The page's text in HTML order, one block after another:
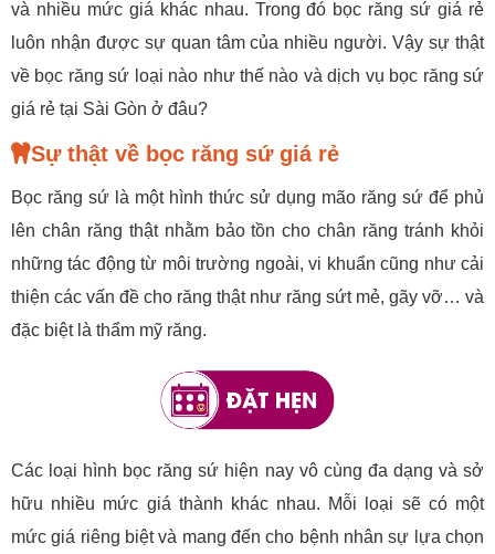
và nhiều mức giá khác nhau. Trong đó bọc răng sứ giá rẻ
luôn nhận được sự quan tâm của nhiều người. Vậy sự thật
về bọc răng sứ loại nào như thế nào và dịch vụ bọc răng sứ
giá rẻ tại Sài Gòn ở đâu?
Sự thật về bọc răng sứ giá rẻ
Bọc răng sứ là một hình thức sử dụng mão răng sứ để phủ
lên chân răng thật nhằm bảo tồn cho chân răng tránh khỏi
những tác động từ môi trường ngoài, vi khuẩn cũng như cải
thiện các vấn đề cho răng thật như răng sứt mẻ, gãy vỡ… và
đặc biệt là thẩm mỹ răng.
Các loại hình bọc răng sứ hiện nay vô cùng đa dạng và sở
hữu nhiều mức giá thành khác nhau. Mỗi loại sẽ có một
mức giá riêng biệt và mang đến cho bệnh nhân sự lựa chọn